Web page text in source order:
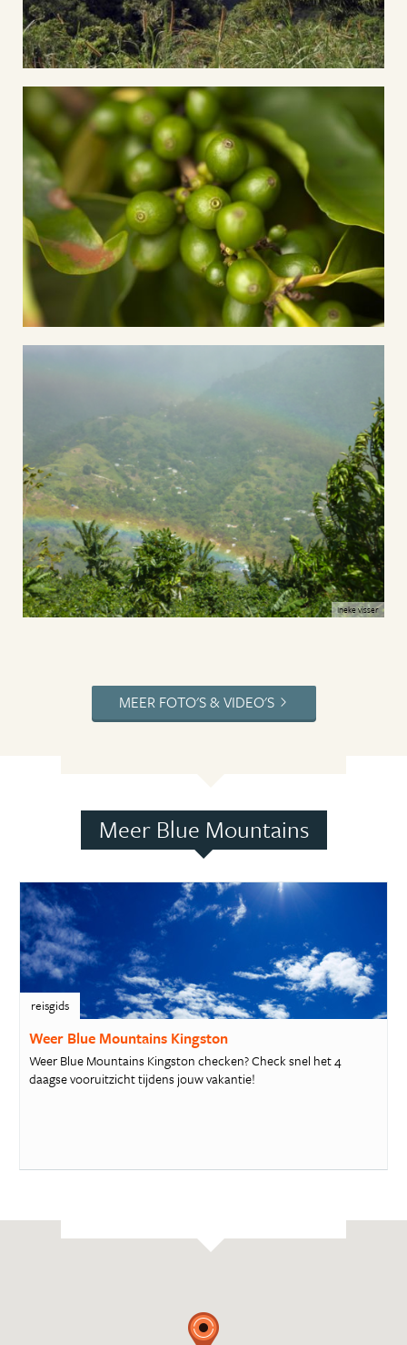
Ineke visser
MEER FOTO'S & VIDEO'S
Meer Blue Mountains
reisgids
Weer Blue Mountains Kingston
Weer Blue Mountains Kingston checken? Check snel het 4
daagse vooruitzicht tijdens jouw vakantie!